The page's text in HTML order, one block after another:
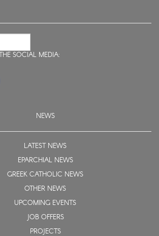
SOCIAL MEDIA:
NEWS
LATEST NEWS
EPARCHIAL NEWS
GREEK CATHOLIC NEWS
OTHER NEWS
UPCOMING EVENTS
JOB OFFERS
PROJECTS